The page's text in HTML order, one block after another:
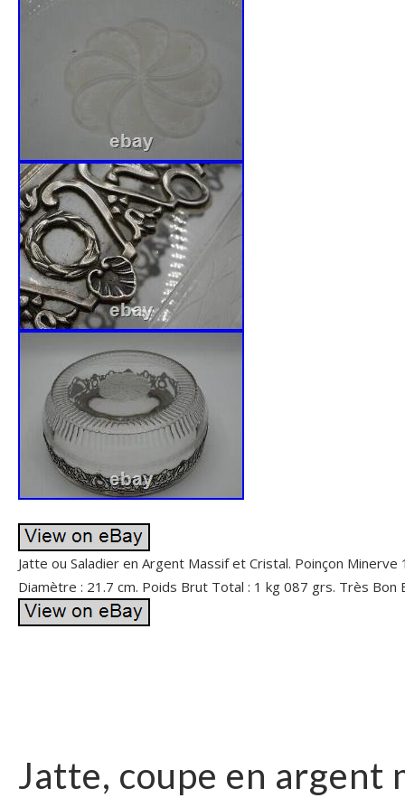
Jatte ou Saladier en Argent Massif et Cristal. Poinçon
Diamètre : 21.7 cm. Poids Brut Total : 1 kg 087 grs. Très Bon
Jatte, coupe en argent